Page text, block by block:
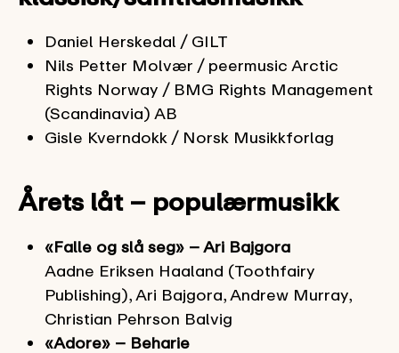
Daniel Herskedal / GILT
Nils Petter Molvær / peermusic Arctic
Rights Norway / BMG Rights Management
(Scandinavia) AB
Gisle Kverndokk / Norsk Musikkforlag
Årets låt – populærmusikk
«Falle og slå seg» – Ari Bajgora
Aadne Eriksen Haaland (Toothfairy
Publishing), Ari Bajgora, Andrew Murray,
Christian Pehrson Balvig
«Adore» – Beharie